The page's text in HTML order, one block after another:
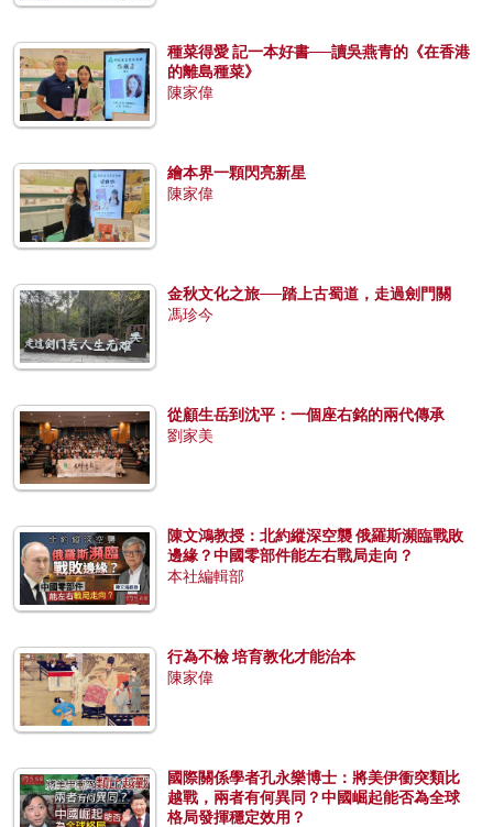
種菜得愛 記一本好書──讀吳燕青的《在香港
的離島種菜》
陳家偉
繪本界一顆閃亮新星
陳家偉
金秋文化之旅──踏上古蜀道，走過劍門關
馮珍今
從顧生岳到沈平：一個座右銘的兩代傳承
劉家美
陳文鴻教授：北約縱深空襲 俄羅斯瀕臨戰敗
邊緣？中國零部件能左右戰局走向？
本社編輯部
行為不檢 培育教化才能治本
陳家偉
國際關係學者孔永樂博士：將美伊衝突類比
越戰，兩者有何異同？中國崛起能否為全球
格局發揮穩定效用？